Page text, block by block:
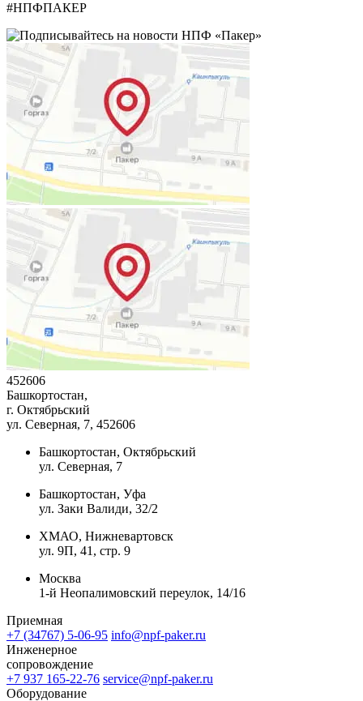
#НПФПАКЕР
452606
Башкортостан,
г. Октябрьский
ул. Северная, 7, 452606
Башкортостан, Октябрьский
ул. Северная, 7
Башкортостан, Уфа
ул. Заки Валиди, 32/2
ХМАО, Нижневартовск
ул. 9П, 41, стр. 9
Москва
1-й Неопалимовский переулок, 14/16
Приемная
+7 (34767) 5-06-95 info@npf-paker.ru
Инженерное
сопровождение
+7 937 165-22-76 service@npf-paker.ru
Оборудование